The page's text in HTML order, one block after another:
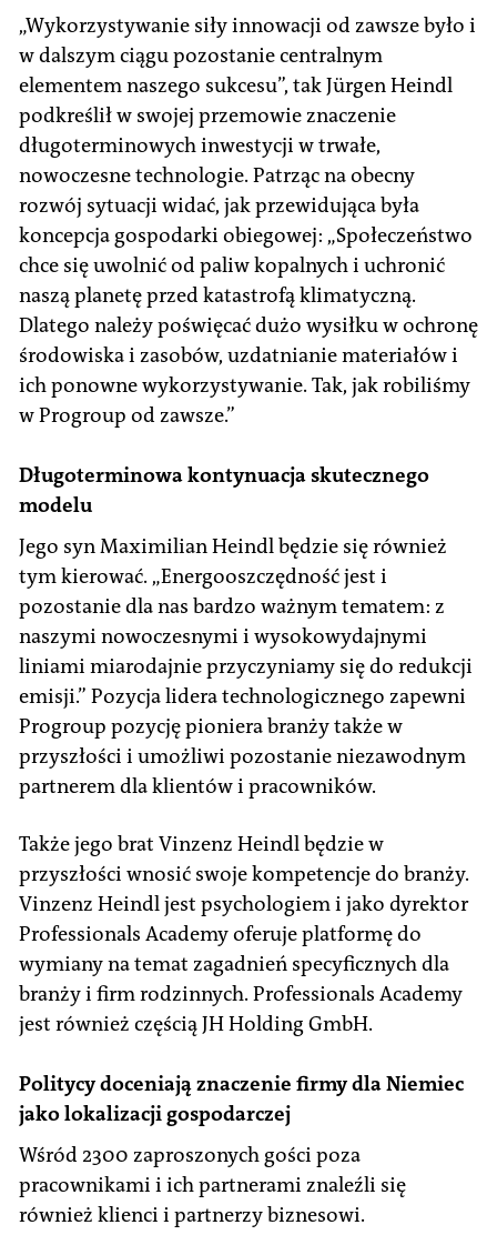
„Wykorzystywanie siły innowacji od zawsze było i
w dalszym ciągu pozostanie centralnym
elementem naszego sukcesu”, tak Jürgen Heindl
podkreślił w swojej przemowie znaczenie
długoterminowych inwestycji w trwałe,
nowoczesne technologie. Patrząc na obecny
rozwój sytuacji widać, jak przewidująca była
koncepcja gospodarki obiegowej: „Społeczeństwo
chce się uwolnić od paliw kopalnych i uchronić
naszą planetę przed katastrofą klimatyczną.
Dlatego należy poświęcać dużo wysiłku w ochronę
środowiska i zasobów, uzdatnianie materiałów i
ich ponowne wykorzystywanie. Tak, jak robiliśmy
w Progroup od zawsze.”
Długoterminowa kontynuacja skutecznego
modelu
Jego syn Maximilian Heindl będzie się również
tym kierować. „Energooszczędność jest i
pozostanie dla nas bardzo ważnym tematem: z
naszymi nowoczesnymi i wysokowydajnymi
liniami miarodajnie przyczyniamy się do redukcji
emisji.” Pozycja lidera technologicznego zapewni
Progroup pozycję pioniera branży także w
przyszłości i umożliwi pozostanie niezawodnym
partnerem dla klientów i pracowników.
Także jego brat Vinzenz Heindl będzie w
przyszłości wnosić swoje kompetencje do branży.
Vinzenz Heindl jest psychologiem i jako dyrektor
Professionals Academy oferuje platformę do
wymiany na temat zagadnień specyficznych dla
branży i firm rodzinnych. Professionals Academy
jest również częścią JH Holding GmbH.
Politycy doceniają znaczenie firmy dla Niemiec
jako lokalizacji gospodarczej
Wśród 2300 zaproszonych gości poza
pracownikami i ich partnerami znaleźli się
również klienci i partnerzy biznesowi.